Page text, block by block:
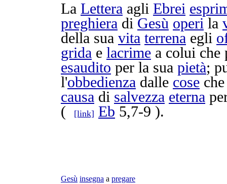
La Lettera agli Ebrei
preghiera di Gesù operi la
della sua vita terrena egli
grida e lacrime a colui che
esaudito per la sua pietà;
l'obbedienza dalle cose
causa di salvezza eterna
(
[link] Eb 5,7-9 ).
Gesù insegna a pregare